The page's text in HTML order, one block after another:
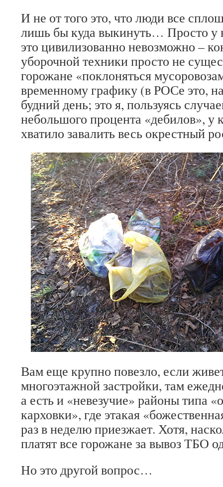
И не от того это, что люди все
лишь бы куда выкинуть… Просто у
это цивилизованно невозможно –
уборочной техники просто не
горожане «поклоняться
временному графику (в РОСе это,
будний день; это я, пользуясь
небольшого процента «дебилов», у
хватило завалить весь окрестный
Вам еще крупно повезло, если
многоэтажной застройки, там
а есть и «невезучие» районы типа
карховки», где этакая
раз в неделю приезжает. Хотя,
платят все горожане за вывоз ТБО
Но это другой вопрос…